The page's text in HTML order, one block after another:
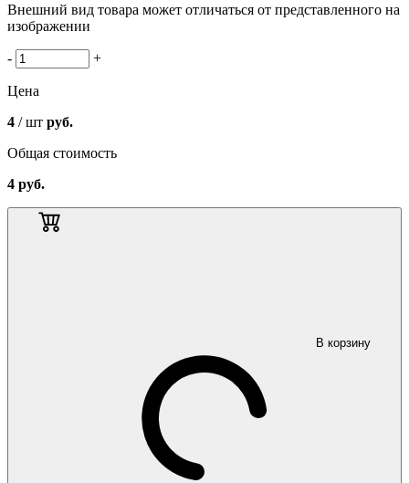
Внешний вид товара может отличаться от представленного на
изображении
- +
Цена
4 / шт руб.
Общая стоимость
4 руб.
В корзину